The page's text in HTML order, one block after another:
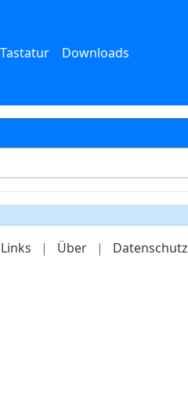
Tastatur Downloads
Links | Über | Datenschutz